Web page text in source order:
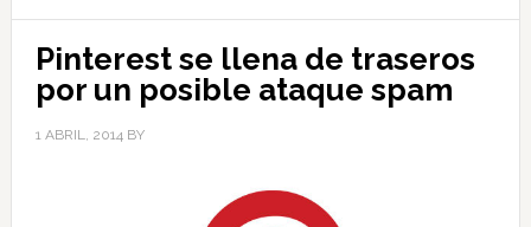
Pinterest se llena de traseros
por un posible ataque spam
1 ABRIL, 2014BY